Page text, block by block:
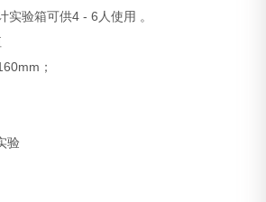
实验箱可供4 - 6人使用 。
；
验